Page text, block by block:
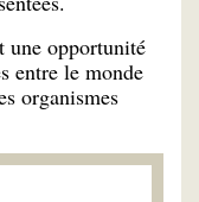
une opportunité
entre le monde
organismes